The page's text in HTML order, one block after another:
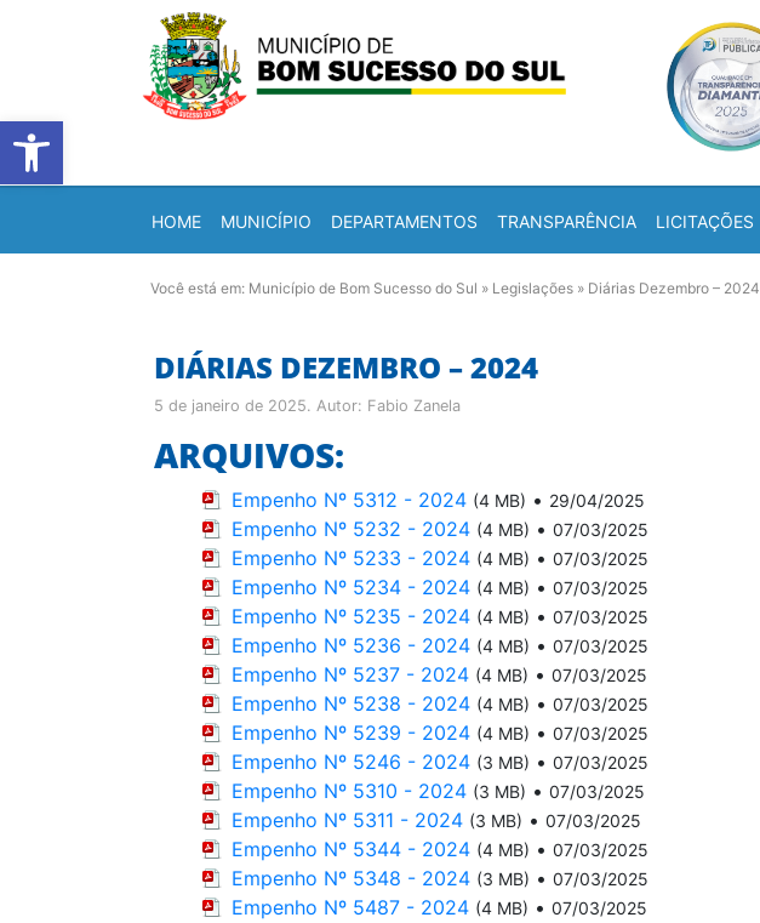
Barra de Ferramentas Aberta
HOME MUNICÍPIO DEPARTAMENTOS TRANSPARÊNCIA LICITAÇÕES
Você está em: Município de Bom Sucesso do Sul » Legislações » Diárias Dezembro – 2024
DIÁRIAS DEZEMBRO – 2024
5 de janeiro de 2025. Autor: Fabio Zanela
ARQUIVOS:
Empenho Nº 5312 - 2024 (4 MB) • 29/04/2025
Empenho Nº 5232 - 2024 (4 MB) • 07/03/2025
Empenho Nº 5233 - 2024 (4 MB) • 07/03/2025
Empenho Nº 5234 - 2024 (4 MB) • 07/03/2025
Empenho Nº 5235 - 2024 (4 MB) • 07/03/2025
Empenho Nº 5236 - 2024 (4 MB) • 07/03/2025
Empenho Nº 5237 - 2024 (4 MB) • 07/03/2025
Empenho Nº 5238 - 2024 (4 MB) • 07/03/2025
Empenho Nº 5239 - 2024 (4 MB) • 07/03/2025
Empenho Nº 5246 - 2024 (3 MB) • 07/03/2025
Empenho Nº 5310 - 2024 (3 MB) • 07/03/2025
Empenho Nº 5311 - 2024 (3 MB) • 07/03/2025
Empenho Nº 5344 - 2024 (4 MB) • 07/03/2025
Empenho Nº 5348 - 2024 (3 MB) • 07/03/2025
Empenho Nº 5487 - 2024 (4 MB) • 07/03/2025